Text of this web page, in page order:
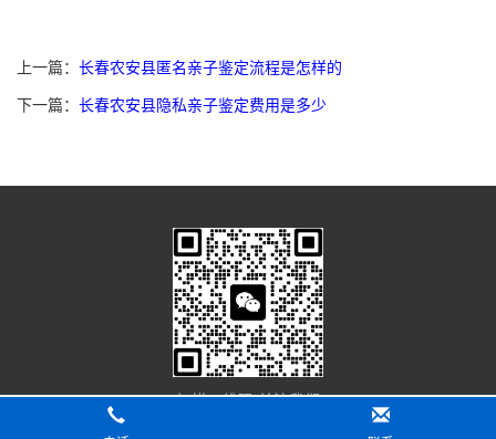
上一篇： 长春农安县匿名亲子鉴定流程是怎样的
下一篇： 长春农安县隐私亲子鉴定费用是多少
扫描二维码 关注我们